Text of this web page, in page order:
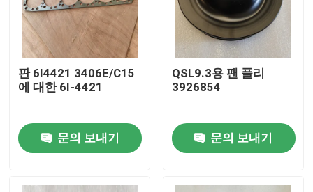
판 6I4421 3406E/C15
에 대한 6I-4421
문의 보내기
QSL9.3용 팬 풀리
3926854
문의 보내기